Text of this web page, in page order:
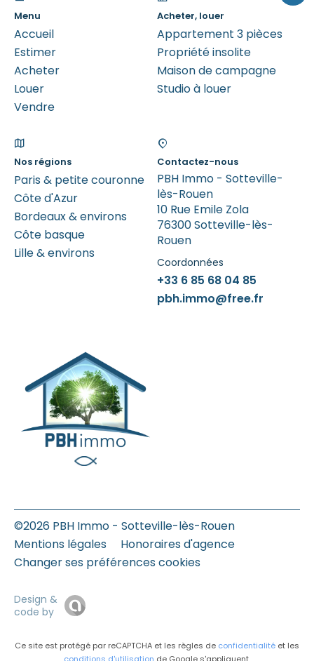
Menu
Accueil
Estimer
Acheter
Louer
Vendre
Acheter, louer
Appartement 3 pièces
Propriété insolite
Maison de campagne
Studio à louer
Nos régions
Paris & petite couronne
Côte d'Azur
Bordeaux & environs
Côte basque
Lille & environs
Contactez-nous
PBH Immo - Sotteville-
lès-Rouen
10 Rue Emile Zola
76300 Sotteville-lès-
Rouen
Coordonnées
+33 6 85 68 04 85
pbh.immo@free.fr
©2026 PBH Immo - Sotteville-lès-Rouen
Mentions légales
Honoraires d'agence
Changer ses préférences cookies
Design &
code by
Ce site est protégé par reCAPTCHA et les règles de confidentialité et les